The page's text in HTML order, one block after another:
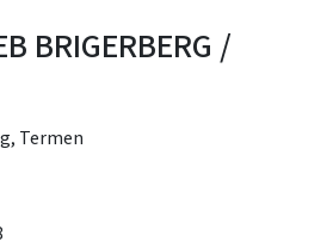
BRIGERBERG /
Termen